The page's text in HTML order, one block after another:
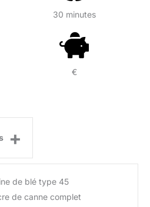
30 minutes
€
+
de blé type 45
de canne complet